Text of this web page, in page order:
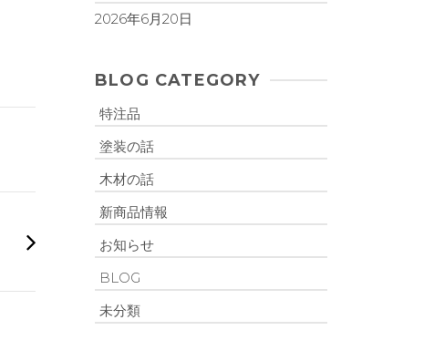
2026年6月20日
BLOG CATEGORY
特注品
塗装の話
木材の話
新商品情報
お知らせ
BLOG
未分類